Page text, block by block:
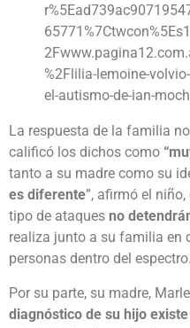
%2Flilia-lemoine-
el-autismo-de-ian-
La respuesta de la familia
calificó los dichos como
tanto a su madre como su
es diferente”, afirmó el
tipo de ataques no
realiza junto a su familia en
personas dentro del espectro.
Por su parte, su madre,
diagnóstico de su hijo